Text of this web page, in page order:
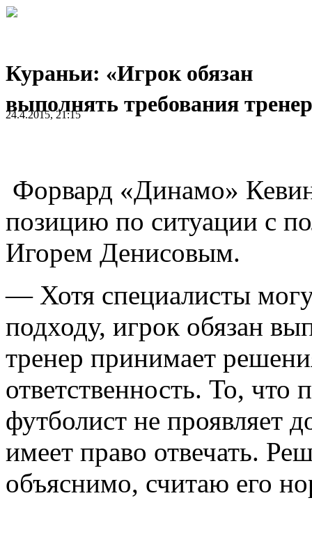
Кураньи: «Игрок обязан
выполнять требования
24.4.2015, 21:15
Форвард «Динамо»
позицию по ситуации с
Игорем Денисовым.
— Хотя специалисты
подходу, игрок обязан
тренер принимает
ответственность. То,
футболист не проявляет
имеет право отвечать.
объяснимо, считаю его